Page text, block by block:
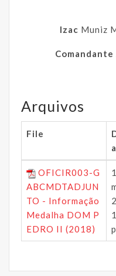
Izac Muniz
Arquivos
File
OFICIR003-G
ABCMDTADJUN
TO - Informação
Medalha DOM P
EDRO II (2018)